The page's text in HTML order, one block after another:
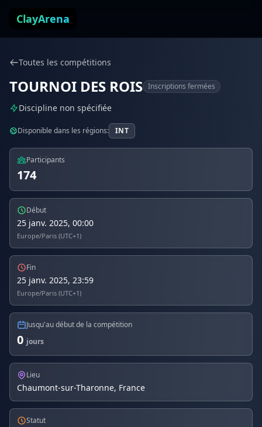
ClayArena
Toutes les compétitions
TOURNOI DES ROIS Inscriptions fermées
Discipline non spécifiée
Disponible dans les régions: INT
Participants
174
Début
25 janv. 2025, 00:00
Europe/Paris (UTC+1)
Fin
25 janv. 2025, 23:59
Europe/Paris (UTC+1)
Jusqu'au début de la compétition
0 jours
Lieu
Chaumont-sur-Tharonne, France
Statut